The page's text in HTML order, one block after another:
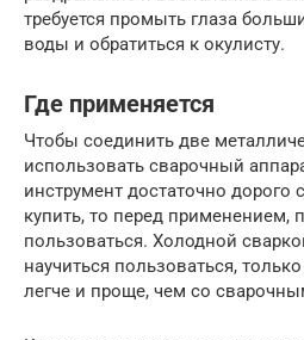
требуется промыть глаза
воды и обратиться к окулисту.
Где применяется
Чтобы соединить две
использовать сварочный
инструмент достаточно дорого
купить, то перед применением,
пользоваться. Холодной
научиться пользоваться,
легче и проще, чем со